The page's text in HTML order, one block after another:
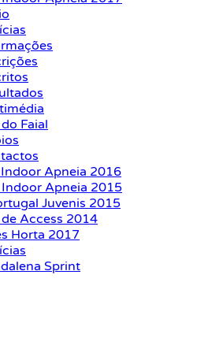
Faial
Apneia 2016
Apneia 2015
Juvenis 2015
Access 2014
Horta 2017
Sprint